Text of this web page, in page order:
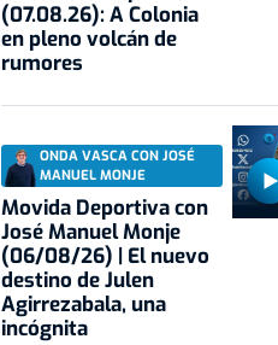
(07.08.26): A Colonia
en pleno volcán de
rumores
ONDA VASCA CON JOSÉ
MANUEL MONJE
Movida Deportiva con
José Manuel Monje
(06/08/26) | El nuevo
destino de Julen
Agirrezabala, una
incógnita